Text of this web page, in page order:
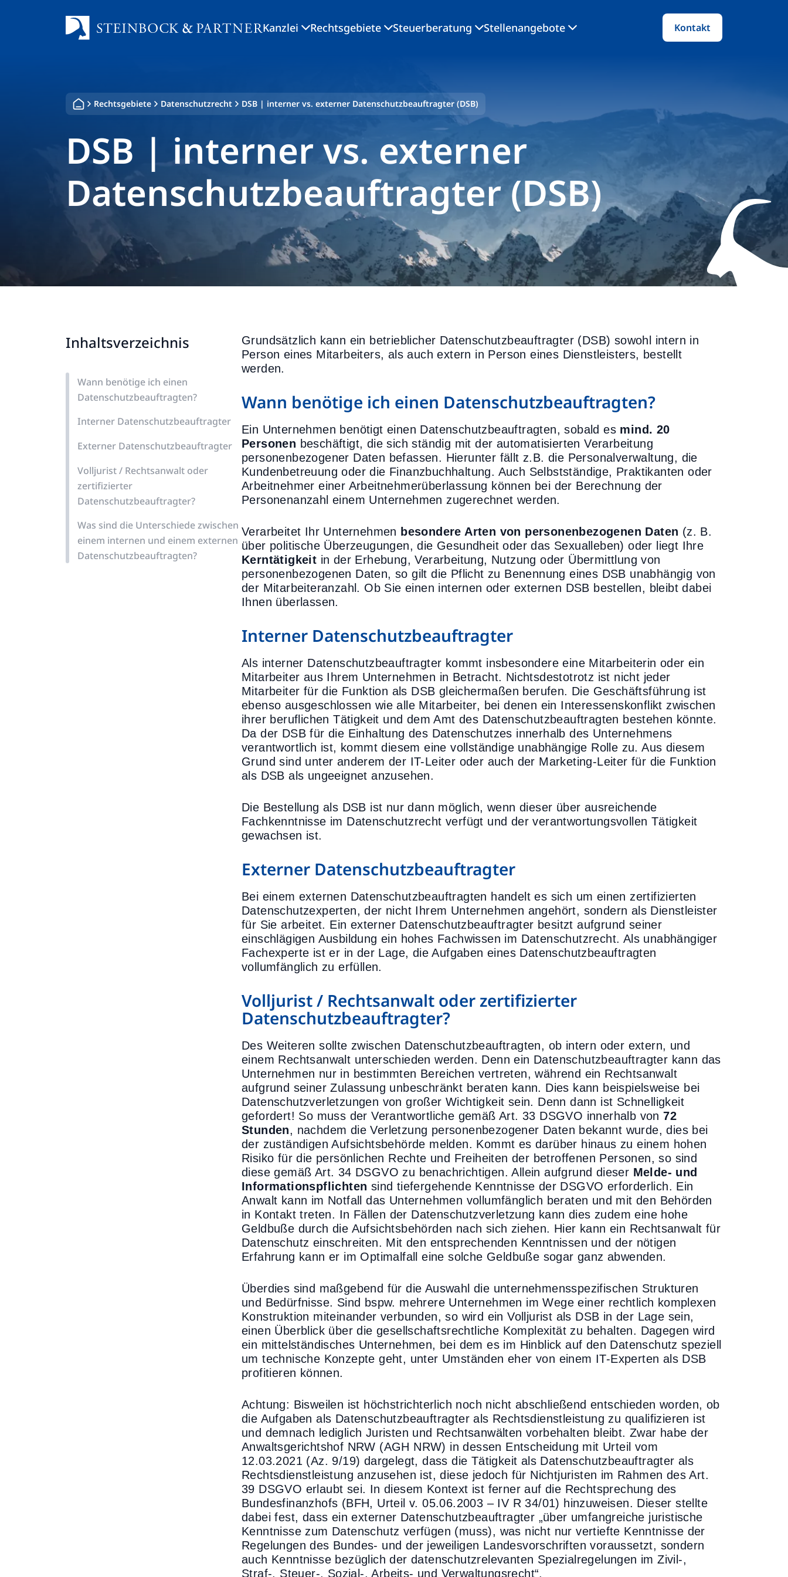
Kanzlei Rechtsgebiete Steuerberatung Stellenangebote Kontakt
Rechtsgebiete Datenschutzrecht DSB | interner vs. externer Datenschutzbeauftragter (DSB)
DSB | interner vs. externer
Datenschutzbeauftragter (DSB)
Inhaltsverzeichnis
Wann benötige ich einen
Datenschutzbeauftragten?
Interner Datenschutzbeauftragter
Externer Datenschutzbeauftragter
Volljurist / Rechtsanwalt oder
zertifizierter
Datenschutzbeauftragter?
Was sind die Unterschiede zwischen
einem internen und einem externen
Datenschutzbeauftragten?
Grundsätzlich kann ein betrieblicher Datenschutzbeauftragter (DSB) sowohl intern in
Person eines Mitarbeiters, als auch extern in Person eines Dienstleisters, bestellt
werden.
Wann benötige ich einen Datenschutzbeauftragten?
Ein Unternehmen benötigt einen Datenschutzbeauftragten, sobald es mind. 20
Personen beschäftigt, die sich ständig mit der automatisierten Verarbeitung
personenbezogener Daten befassen. Hierunter fällt z.B. die Personalverwaltung, die
Kundenbetreuung oder die Finanzbuchhaltung. Auch Selbstständige, Praktikanten oder
Arbeitnehmer einer Arbeitnehmerüberlassung können bei der Berechnung der
Personenanzahl einem Unternehmen zugerechnet werden.
Verarbeitet Ihr Unternehmen besondere Arten von personenbezogenen Daten (z. B.
über politische Überzeugungen, die Gesundheit oder das Sexualleben) oder liegt Ihre
Kerntätigkeit in der Erhebung, Verarbeitung, Nutzung oder Übermittlung von
personenbezogenen Daten, so gilt die Pflicht zu Benennung eines DSB unabhängig von
der Mitarbeiteranzahl. Ob Sie einen internen oder externen DSB bestellen, bleibt dabei
Ihnen überlassen.
Interner Datenschutzbeauftragter
Als interner Datenschutzbeauftragter kommt insbesondere eine Mitarbeiterin oder ein
Mitarbeiter aus Ihrem Unternehmen in Betracht. Nichtsdestotrotz ist nicht jeder
Mitarbeiter für die Funktion als DSB gleichermaßen berufen. Die Geschäftsführung ist
ebenso ausgeschlossen wie alle Mitarbeiter, bei denen ein Interessenskonflikt zwischen
ihrer beruflichen Tätigkeit und dem Amt des Datenschutzbeauftragten bestehen könnte.
Da der DSB für die Einhaltung des Datenschutzes innerhalb des Unternehmens
verantwortlich ist, kommt diesem eine vollständige unabhängige Rolle zu. Aus diesem
Grund sind unter anderem der IT-Leiter oder auch der Marketing-Leiter für die Funktion
als DSB als ungeeignet anzusehen.
Die Bestellung als DSB ist nur dann möglich, wenn dieser über ausreichende
Fachkenntnisse im Datenschutzrecht verfügt und der verantwortungsvollen Tätigkeit
gewachsen ist.
Externer Datenschutzbeauftragter
Bei einem externen Datenschutzbeauftragten handelt es sich um einen zertifizierten
Datenschutzexperten, der nicht Ihrem Unternehmen angehört, sondern als Dienstleister
für Sie arbeitet. Ein externer Datenschutzbeauftragter besitzt aufgrund seiner
einschlägigen Ausbildung ein hohes Fachwissen im Datenschutzrecht. Als unabhängiger
Fachexperte ist er in der Lage, die Aufgaben eines Datenschutzbeauftragten
vollumfänglich zu erfüllen.
Volljurist / Rechtsanwalt oder zertifizierter
Datenschutzbeauftragter?
Des Weiteren sollte zwischen Datenschutzbeauftragten, ob intern oder extern, und
einem Rechtsanwalt unterschieden werden. Denn ein Datenschutzbeauftragter kann das
Unternehmen nur in bestimmten Bereichen vertreten, während ein Rechtsanwalt
aufgrund seiner Zulassung unbeschränkt beraten kann. Dies kann beispielsweise bei
Datenschutzverletzungen von großer Wichtigkeit sein. Denn dann ist Schnelligkeit
gefordert! So muss der Verantwortliche gemäß Art. 33 DSGVO innerhalb von72
Stunden, nachdem die Verletzung personenbezogener Daten bekannt wurde, dies bei
der zuständigen Aufsichtsbehörde melden. Kommt es darüber hinaus zu einem hohen
Risiko für die persönlichen Rechte und Freiheiten der betroffenen Personen, so sind
diese gemäß Art. 34 DSGVO zu benachrichtigen. Allein aufgrund dieser Melde- und
Informationspflichten sind tiefergehende Kenntnisse der DSGVO erforderlich. Ein
Anwalt kann im Notfall das Unternehmen vollumfänglich beraten und mit den Behörden
in Kontakt treten. In Fällen der Datenschutzverletzung kann dies zudem eine hohe
Geldbuße durch die Aufsichtsbehörden nach sich ziehen. Hier kann ein Rechtsanwalt für
Datenschutz einschreiten. Mit den entsprechenden Kenntnissen und der nötigen
Erfahrung kann er im Optimalfall eine solche Geldbuße sogar ganz abwenden.
Überdies sind maßgebend für die Auswahl die unternehmensspezifischen Strukturen
und Bedürfnisse. Sind bspw. mehrere Unternehmen im Wege einer rechtlich komplexen
Konstruktion miteinander verbunden, so wird ein Volljurist als DSB in der Lage sein,
einen Überblick über die gesellschaftsrechtliche Komplexität zu behalten. Dagegen wird
ein mittelständisches Unternehmen, bei dem es im Hinblick auf den Datenschutz speziell
um technische Konzepte geht, unter Umständen eher von einem IT-Experten als DSB
profitieren können.
Achtung: Bisweilen ist höchstrichterlich noch nicht abschließend entschieden worden, ob
die Aufgaben als Datenschutzbeauftragter als Rechtsdienstleistung zu qualifizieren ist
und demnach lediglich Juristen und Rechtsanwälten vorbehalten bleibt. Zwar habe der
Anwaltsgerichtshof NRW (AGH NRW) in dessen Entscheidung mit Urteil vom
12.03.2021 (Az. 9/19) dargelegt, dass die Tätigkeit als Datenschutzbeauftragter als
Rechtsdienstleistung anzusehen ist, diese jedoch für Nichtjuristen im Rahmen des Art.
39 DSGVO erlaubt sei. In diesem Kontext ist ferner auf die Rechtsprechung des
Bundesfinanzhofs (BFH, Urteil v. 05.06.2003 – IV R 34/01) hinzuweisen. Dieser stellte
dabei fest, dass ein externer Datenschutzbeauftragter „über umfangreiche juristische
Kenntnisse zum Datenschutz verfügen (muss), was nicht nur vertiefte Kenntnisse der
Regelungen des Bundes- und der jeweiligen Landesvorschriften voraussetzt, sondern
auch Kenntnisse bezüglich der datenschutzrelevanten Spezialregelungen im Zivil-,
Straf-, Steuer-, Sozial-, Arbeits- und Verwaltungsrecht“.